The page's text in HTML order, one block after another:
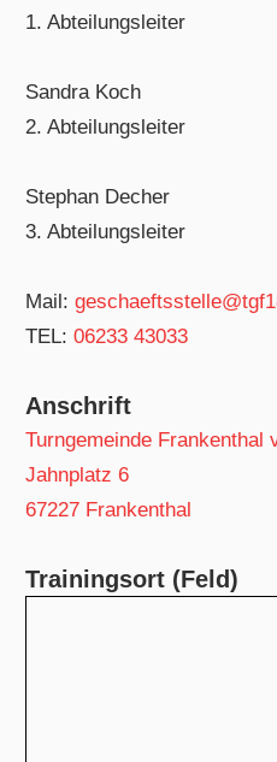
1. Abteilungsleiter
Sandra Koch
2. Abteilungsleiter
Stephan Decher
3. Abteilungsleiter
Mail:
TEL:06233 43033
Anschrift
Turngemeinde Frankenthal
Jahnplatz 6
67227 Frankenthal
Trainingsort (Feld)